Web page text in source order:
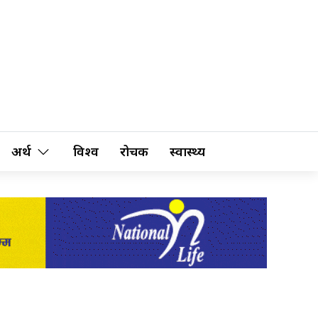
अर्थ विश्व रोचक स्वास्थ्य